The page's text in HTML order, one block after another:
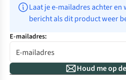
Laat je e-mailadres achter en
bericht als dit product weer
E-mailadres:
Houd me op